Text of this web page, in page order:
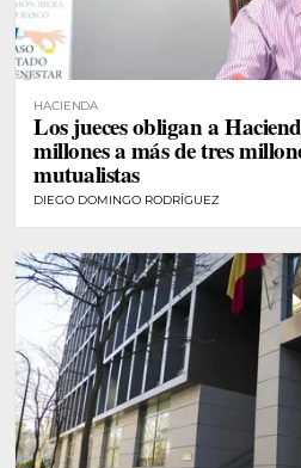
HACIENDA
Los jueces obligan a
millones a más de tres
mutualistas
DIEGO DOMINGO RODRÍGUEZ